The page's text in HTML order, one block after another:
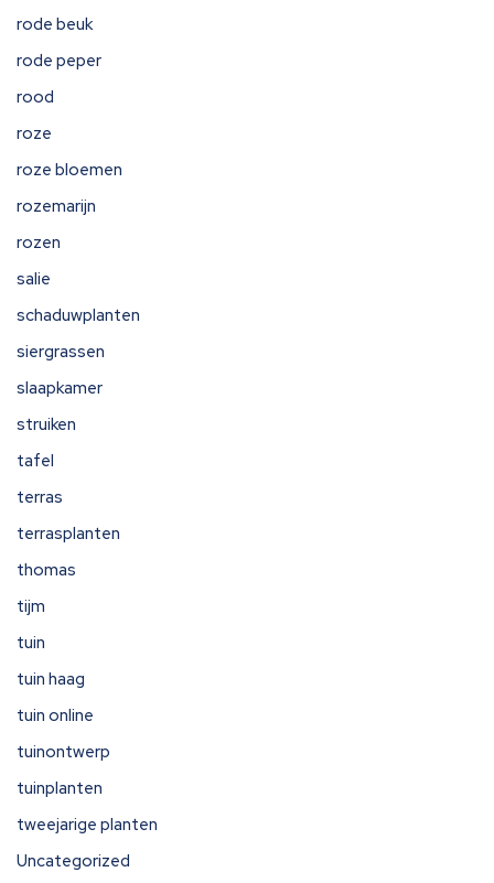
rode beuk
rode peper
rood
roze
roze bloemen
rozemarijn
rozen
salie
schaduwplanten
siergrassen
slaapkamer
struiken
tafel
terras
terrasplanten
thomas
tijm
tuin
tuin haag
tuin online
tuinontwerp
tuinplanten
tweejarige planten
Uncategorized